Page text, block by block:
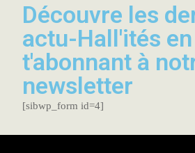
Découvre les
actu-Hall'ités en
t'abonnant à
newsletter
[sibwp_form id=4]